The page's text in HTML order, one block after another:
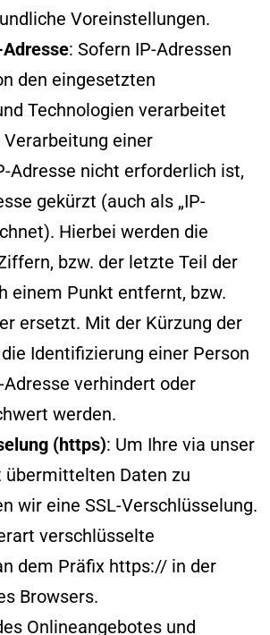
Voreinstellungen.
: Sofern IP-Adressen
den eingesetzten
Technologien verarbeitet
einer
Adresse nicht erforderlich ist,
gekürzt (auch als „IP-
Hierbei werden die
bzw. der letzte Teil der
einem Punkt entfernt, bzw.
ersetzt. Mit der Kürzung der
Identifizierung einer Person
verhindert oder
werden.
(https): Um Ihre via unser
übermittelten Daten zu
wir eine SSL-Verschlüsselung.
verschlüsselte
dem Präfix https:// in der
Browsers.
Onlineangebotes und